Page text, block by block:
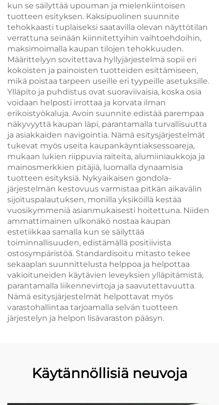
kun se säilyttää upouman ja mielenkiintoisen
tuotteen esityksen. Kaksipuolinen suunnite
tehokkaasti tuplaiseksi saatavilla olevan näyttötilan
verrattuna seinään kiinnitettyihin vaihtoehdoihin,
maksimoimalla kaupan tilojen tehokkuuden.
Määrittelyyn sovitettava hyllyjärjestelmä sopii eri
kokoisten ja painoisten tuotteiden esittämiseen,
mikä poistaa tarpeen useille eri tyypeille asetuksille.
Ylläpito ja puhdistus ovat suoraviivaisia, koska osia
voidaan helposti irrottaa ja korvata ilman
erikoistyökaluja. Avoin suunnite edistää parempaa
näkyvyyttä kaupan läpi, parantamalla turvallisuutta
ja asiakkaiden navigointia. Nämä esitysjärjestelmät
tukevat myös useita kaupankäyntiaksessoareja,
mukaan lukien riippuvia raiteita, alumiiniaukkoja ja
mainosmerkkien pitäjiä, luomalla dynaamisia
tuotteen esityksiä. Nykyaikaisen gondola-
järjestelmän kestovuus varmistaa pitkän aikavälin
sijoituspalautuksen, monilla yksiköillä kestää
vuosikymmeniä asianmukaisesti hoitettuna. Niiden
ammattimainen ulkonäkö nostaa kaupan
estetiikkaa samalla kun se säilyttää
toiminnallisuuden, edistämällä positiivista
ostosympäristöä. Standardisoitu mitasto tekee
sekaaplan suunnittelusta helppoa ja helpottaa
vakioituneiden käytävien leveyksien ylläpitämistä,
parantamalla liikennevirtoja ja saavutettavuutta.
Nämä esitysjärjestelmät helpottavat myös
varastohallintaa tarjoamalla selvän tuotteen
järjestelyn ja helpon lisävaraston pääsyn.
Käytännöllisiä neuvoja